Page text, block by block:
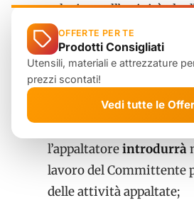
relazione all’attività che
svolgerà nel proprio
rischi standard: somma
rischispecifici
;
rischi indotti effettivi:
l’appaltatoreintrodurrà
lavoro del Committente
delle attività appaltate;
OFFERTE PER TE
Prodotti Consigliati
Utensili, materiali e attrezzature
prezzi scontati!
Vedi tutte le